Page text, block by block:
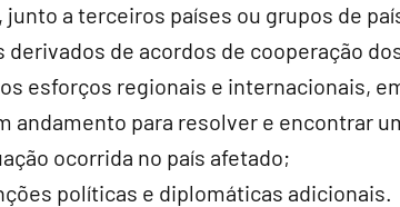
junto a terceiros países ou grupos de
derivados de acordos de cooperação
esforços regionais e internacionais,
andamento para resolver e encontrar
ocorrida no país afetado;
políticas e diplomáticas adicionais.